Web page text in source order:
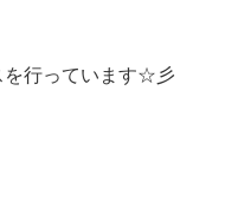
を行っています☆彡